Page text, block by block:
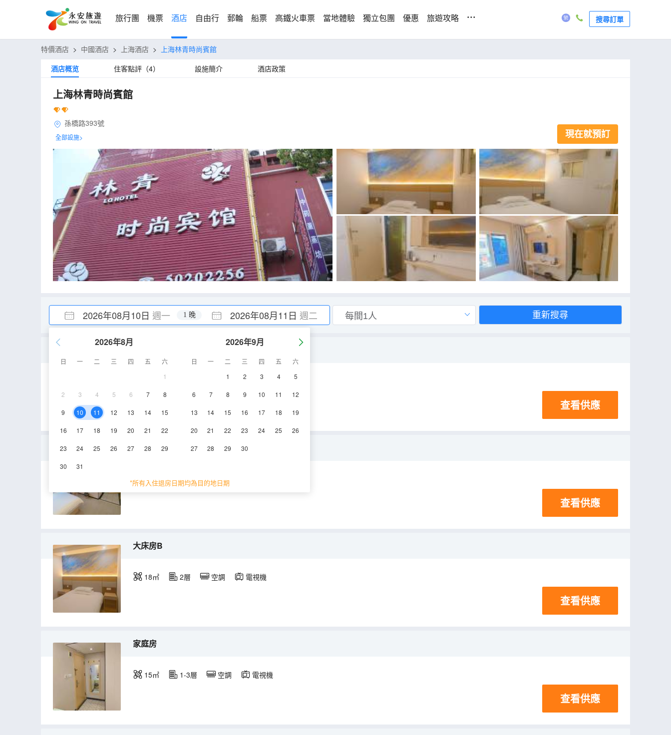
旅行團 機票 酒店 自由行 郵輪 船票 高鐵火車票 當地體驗 獨立包團 優惠 旅遊攻略 ... 搜尋訂單
特價酒店 > 中國酒店 > 上海酒店 >
上海林青時尚賓館
酒店概览
住客點評（4） 設施簡介 酒店政策
上海林青時尚賓館
孫橋路393號
全部設施> 現在就預訂
2026年08月10日 週一 2026年08月11日 週二
1 晚
2026年8月
日 一 二 三 四 五
六
1
2 3 4 5 6 7 8
9 10 11 12 13 14 15
16 17 18 19 20 21 22
23 24 25 26 27 28 29
30 31
2026年9月
日 一 二 三 四 五
六
1
2 3 4 5
6 7 8 9 10 11 12
13 14 15 16 17 18 19
20 21 22 23 24 25 26
27 28 29 30
*所有入住退房日期均為目的地日期
重新搜尋
電視機
查看供應
大床房A
18㎡ 2-4層 空調
查看供應
大床房B
18㎡ 2層 空調 電視機
查看供應
家庭房
15㎡ 1-3層 空調 電視機
查看供應